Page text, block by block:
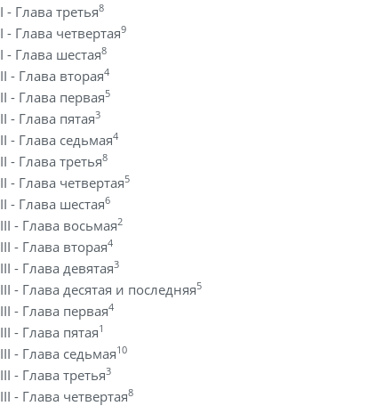
I - Глава третья8
I - Глава четвертая9
I - Глава шестая8
II - Глава вторая4
II - Глава первая5
II - Глава пятая3
II - Глава седьмая4
II - Глава третья8
II - Глава четвертая5
II - Глава шестая6
III - Глава восьмая2
III - Глава вторая4
III - Глава девятая3
III - Глава десятая и последняя5
III - Глава первая4
III - Глава пятая1
III - Глава седьмая10
III - Глава третья3
III - Глава четвертая8